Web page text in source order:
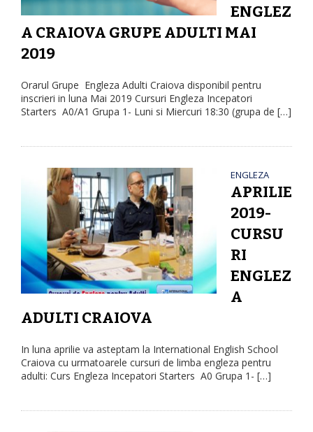
o
ENGLEZ
A CRAIOVA GRUPE ADULTI MAI
2019
Orarul Grupe Engleza Adulti Craiova disponibil pentru
inscrieri in luna Mai 2019 Cursuri Engleza Incepatori
Starters A0/A1 Grupa 1- Luni si Miercuri 18:30 (grupa de […]
ENGLEZA
APRILIE
2019-
CURSU
RI
ENGLEZ
A
ADULTI CRAIOVA
In luna aprilie va asteptam la International English School
Craiova cu urmatoarele cursuri de limba engleza pentru
adulti: Curs Engleza Incepatori Starters A0 Grupa 1- […]